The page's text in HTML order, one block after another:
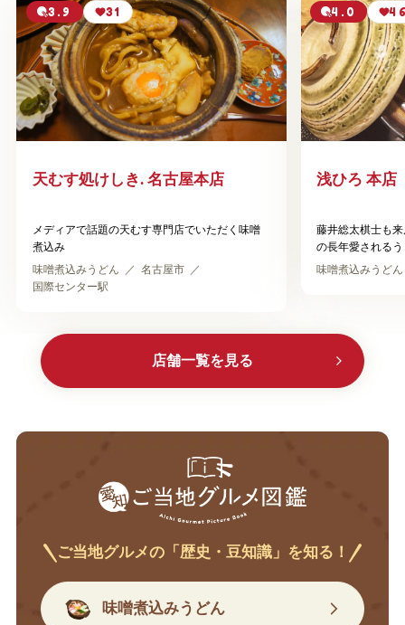
3.9 31
天むす処けしき. 名古屋本店
メディアで話題の天むす専門店でいただく味噌
煮込み
味噌煮込みうどん
名古屋市
国際センター駅
4.0
浅ひろ 本店
藤井総太棋士も
の長年愛される
味噌煮込みうどん
店舗一覧を見る
ご当地グルメの「歴史・豆知識」を知る！
味噌煮込みうどん